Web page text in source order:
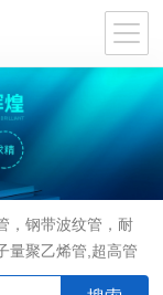
，钢带波纹管，耐
量聚乙烯管,超高管